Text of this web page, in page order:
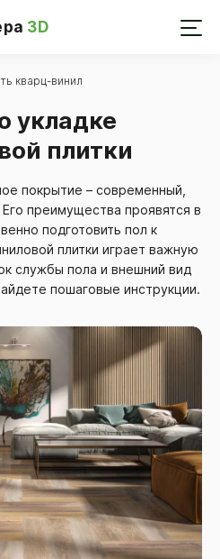
3D
кварц-винил
укладке
плитки
покрытие – современный,
преимущества проявятся в
подготовить пол к
плитки играет важную
службы пола и внешний вид
пошаговые инструкции.